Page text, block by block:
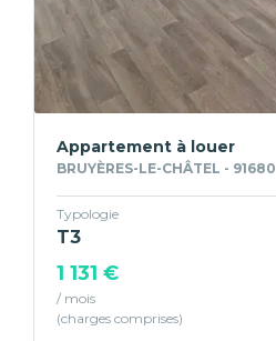
Appartement à louer
BRUYÈRES-LE-CHÂTEL - 91680
Typologie
T3
1 131 €
/ mois